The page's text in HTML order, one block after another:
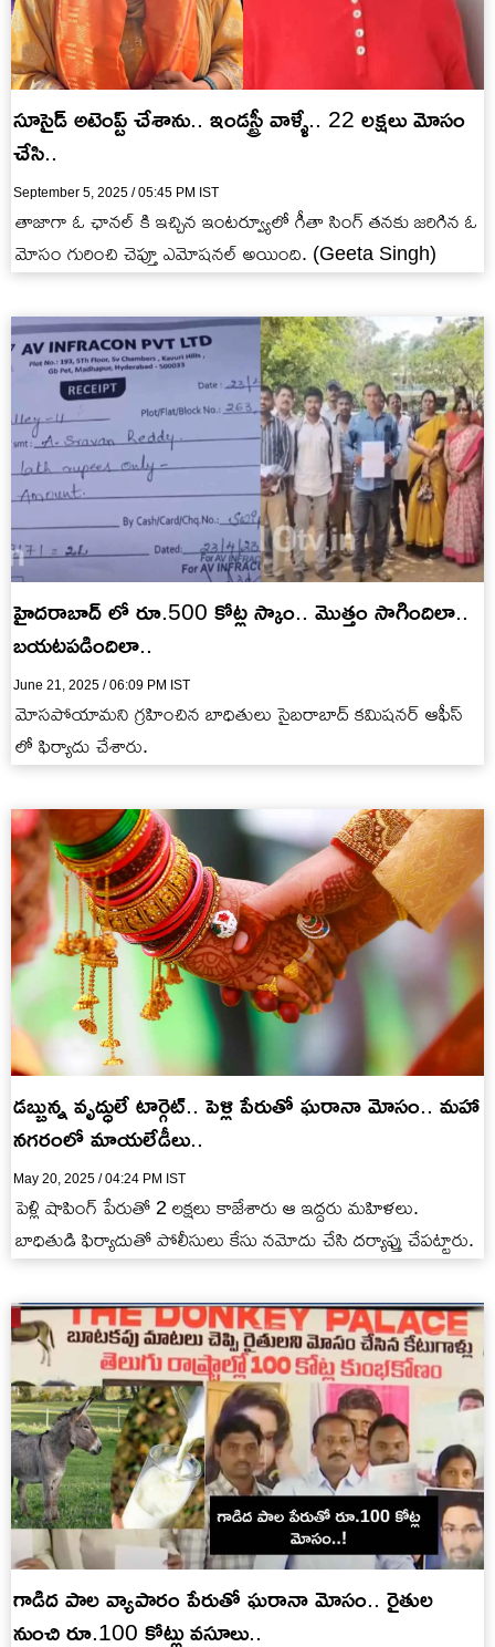
సూసైడ్ అటెంప్ట్ చేశాను.. ఇండస్ట్రీ వాళ్ళే.. 22 లక్షలు మోసం
చేసి..
September 5, 2025 / 05:45 PM IST
తాజాగా ఓ ఛానల్ కి ఇచ్చిన ఇంటర్వ్యూలో గీతా సింగ్ తనకు జరిగిన ఓ
మోసం గురించి చెప్తూ ఎమోషనల్ అయింది. (Geeta Singh)
హైదరాబాద్ లో రూ.500 కోట్ల స్కాం.. మొత్తం సాగిందిలా..
బయటపడిందిలా..
June 21, 2025 / 06:09 PM IST
మోసపోయామని గ్రహించిన బాధితులు సైబరాబాద్ కమిషనర్ ఆఫీస్
లో ఫిర్యాదు చేశారు.
డబ్బున్న వృద్ధులే టార్గెట్.. పెళ్లి పేరుతో ఘరానా మోసం.. మహా
నగరంలో మాయలేడీలు..
May 20, 2025 / 04:24 PM IST
పెళ్లి షాపింగ్ పేరుతో 2 లక్షలు కాజేశారు ఆ ఇద్దరు మహిళలు.
బాధితుడి ఫిర్యాదుతో పోలీసులు కేసు నమోదు చేసి దర్యాఫ్తు చేపట్టారు.
గాడిద పాల వ్యాపారం పేరుతో ఘరానా మోసం.. రైతుల
నుంచి రూ.100 కోట్లు వసూలు..